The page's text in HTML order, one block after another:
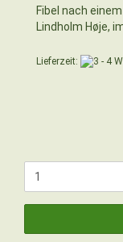
Fibel nach
Lindholm Høje,
Lieferzeit: